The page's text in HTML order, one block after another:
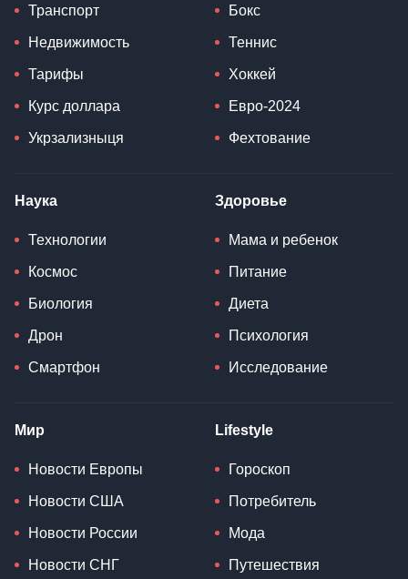
Транспорт
Недвижимость
Тарифы
Курс доллара
Укрзализныця
Бокс
Теннис
Хоккей
Евро-2024
Фехтование
Наука
Технологии
Космос
Биология
Дрон
Смартфон
Здоровье
Мама и ребенок
Питание
Диета
Психология
Исследование
Мир
Новости Европы
Новости США
Новости России
Новости СНГ
Lifestyle
Гороскоп
Потребитель
Мода
Путешествия